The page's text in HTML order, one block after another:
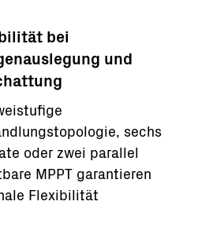
bei
und
sechs
oder zwei parallel
MPPT garantieren
Flexibilität